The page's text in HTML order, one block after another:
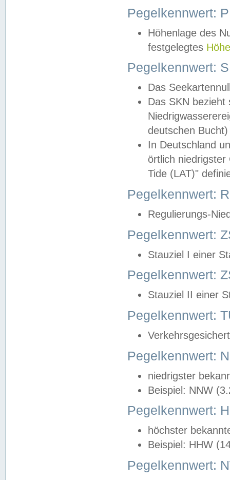
Pegelkennwert:
Höhenlage des
festgelegtes
Pegelkennwert:
Das
Das SKN
deutschen
In Deutschland
örtlich
Tide (LAT)"
Pegelkennwert:
Regulierungs-
Pegelkennwert:
Stauziel I einer
Pegelkennwert:
Stauziel II einer
Pegelkennwert:
Pegelkennwert:
niedrigster
Beispiel: NNW
Pegelkennwert:
höchster
Beispiel: HHW
Pegelkennwert: